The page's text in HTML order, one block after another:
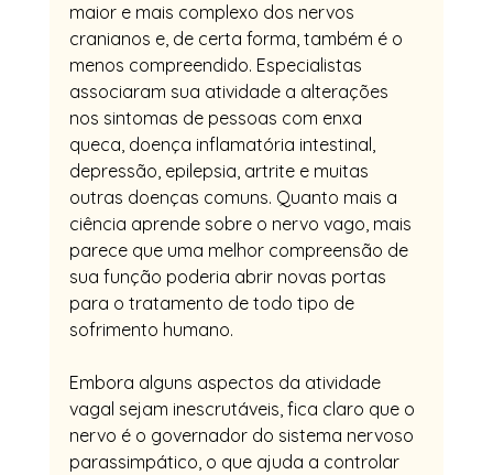
maior e mais complexo dos nervos
cranianos e, de certa forma, também é o
menos compreendido. Especialistas
associaram sua atividade a alterações
nos sintomas de pessoas com enxa
queca, doença inflamatória intestinal,
depressão, epilepsia, artrite e muitas
outras doenças comuns. Quanto mais a
ciência aprende sobre o nervo vago, mais
parece que uma melhor compreensão de
sua função poderia abrir novas portas
para o tratamento de todo tipo de
sofrimento humano.
Embora alguns aspectos da atividade
vagal sejam inescrutáveis, fica claro que o
nervo é o governador do sistema nervoso
parassimpático, o que ajuda a controlar